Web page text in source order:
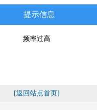
提示信息
频率过高
[返回站点首页]